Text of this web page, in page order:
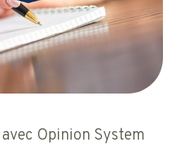
Opinion System